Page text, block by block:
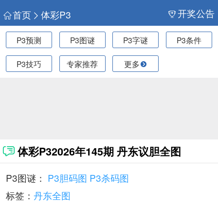
首页 体彩P3 开奖公告
P3预测 P3图谜 P3字谜 P3条件
P3技巧 专家推荐 更多
体彩P32026年145期 丹东议胆全图
P3图谜： P3胆码图 P3杀码图
标签： 丹东全图